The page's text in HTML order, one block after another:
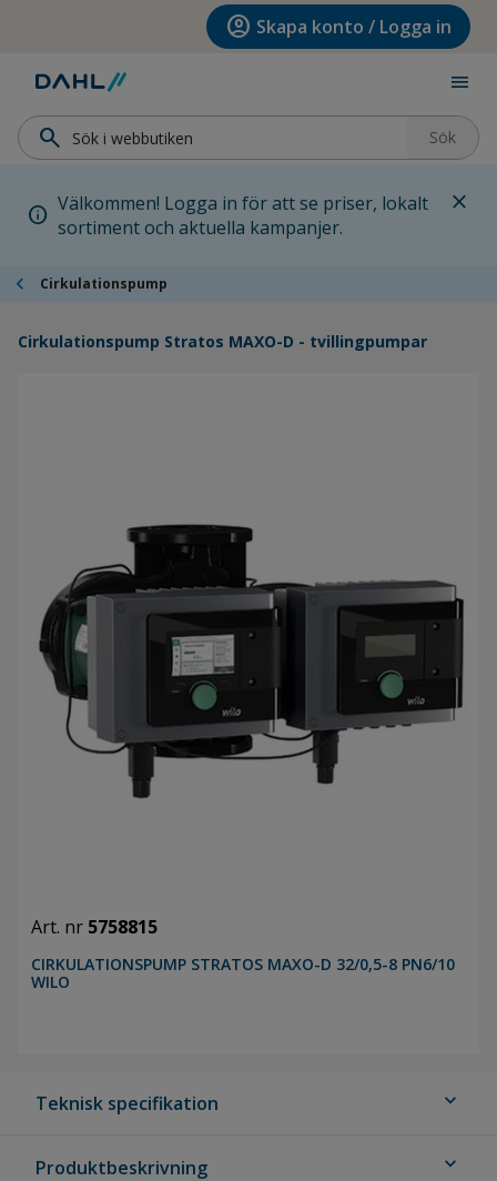
Hoppa till huvudinnehållet account_circle Skapa konto / Logga in
menu
search Sök
info Välkommen! Logga in för att se priser, lokalt
sortiment och aktuella kampanjer.
close
chevron_left Cirkulationspump
Cirkulationspump Stratos MAXO-D - tvillingpumpar
Art. nr 5758815
CIRKULATIONSPUMP STRATOS MAXO-D 32/0,5-8 PN6/10
WILO
Teknisk specifikation expand_more
Produktbeskrivning expand_more